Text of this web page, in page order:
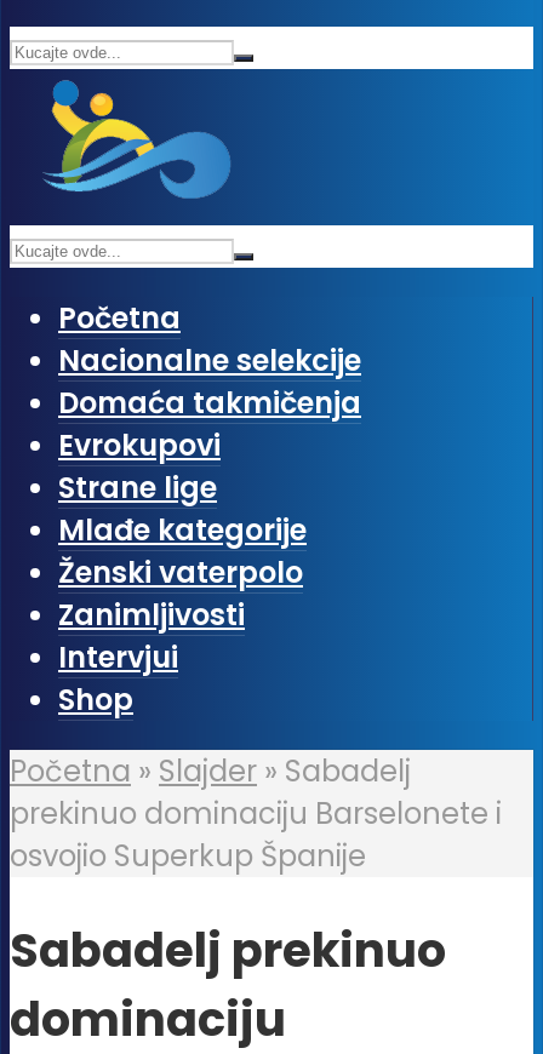
Početna
Nacionalne selekcije
Domaća takmičenja
Evrokupovi
Strane lige
Mlađe kategorije
Ženski vaterpolo
Zanimljivosti
Intervjui
Shop
Početna » Slajder » Sabadelj
prekinuo dominaciju Barselonete i
osvojio Superkup Španije
Sabadelj prekinuo
dominaciju